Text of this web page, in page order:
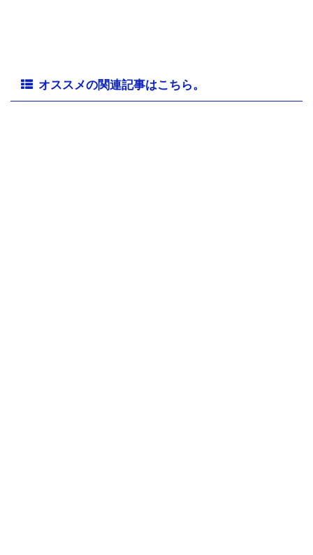
オススメの関連記事はこちら。